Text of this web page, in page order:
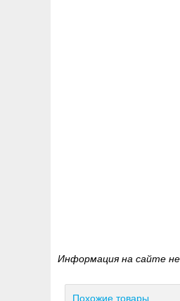
Информация на сайте
Похожие товары